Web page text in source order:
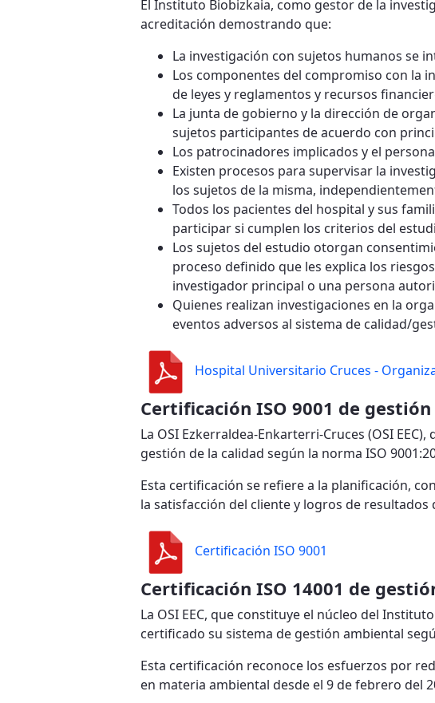
El Instituto Biobizkaia, como gestor de la
acreditación demostrando que:
La investigación con sujetos humanos se
Los componentes del compromiso con la
de leyes y reglamentos y recursos
La junta de gobierno y la dirección de
sujetos participantes de acuerdo con
Los patrocinadores implicados y el
Existen procesos para supervisar la
los sujetos de la misma,
Todos los pacientes del hospital y sus
participar si cumplen los criterios del
Los sujetos del estudio otorgan
proceso definido que les explica los
investigador principal o una persona
Quienes realizan investigaciones en la
eventos adversos al sistema de calidad/
Hospital Universitario Cruces -
Certificación ISO 9001 de
La OSI Ezkerraldea-Enkarterri-Cruces (OSI
gestión de la calidad según la norma ISO
Esta certificación se refiere a la planificación,
la satisfacción del cliente y logros de resultados
Certificación ISO 9001
Certificación ISO 14001 de
La OSI EEC, que constituye el núcleo del
certificado su sistema de gestión ambiental
Esta certificación reconoce los esfuerzos por
en materia ambiental desde el 9 de febrero del